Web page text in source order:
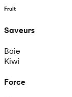
Fruit
Saveurs
Baie
Kiwi
Force